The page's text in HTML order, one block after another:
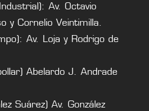
Av. Octavio
y Cornelio Veintimilla.
Av. Loja y Rodrigo de
Abelardo J. Andrade
Suárez) Av. González